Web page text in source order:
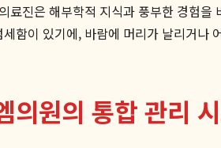
의료진은 해부학적 지식과 풍부한 경험
함이 있기에, 바람에 머리가 날리거나
의원의 통합 관리